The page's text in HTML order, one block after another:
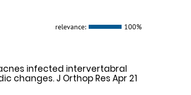
relevance: 100%
infected intervertabral
changes. J Orthop Res Apr 21